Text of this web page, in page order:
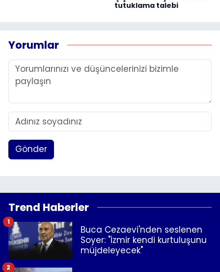
tutuklama talebi
Yorumlar
Gönder
Trend Haberler
Buca Cezaevi'nden seslenen
Soyer: "İzmir kendi kurtuluşunu
müjdeleyecek"
1
2